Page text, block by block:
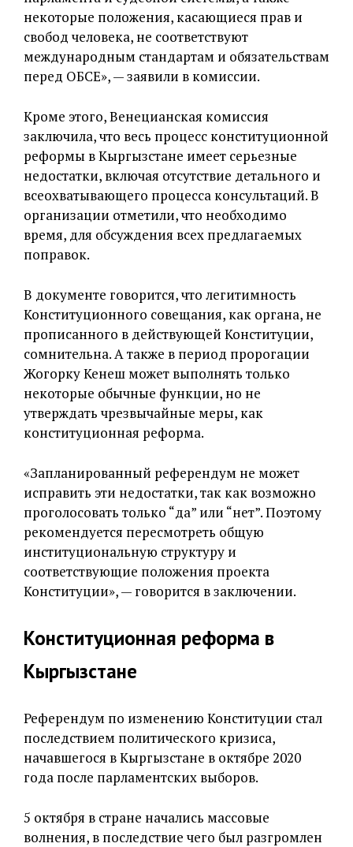
некоторые положения, касающиеся прав и
свобод человека, не соответствуют
международным стандартам и обязательствам
перед ОБСЕ», — заявили в комиссии.
Кроме этого, Венецианская комиссия
заключила, что весь процесс конституционной
реформы в Кыргызстане имеет серьезные
недостатки, включая отсутствие детального и
всеохватывающего процесса консультаций. В
организации отметили, что необходимо
время, для обсуждения всех предлагаемых
поправок.
В документе говорится, что легитимность
Конституционного совещания, как органа, не
прописанного в действующей Конституции,
сомнительна. А также в период пророгации
Жогорку Кенеш может выполнять только
некоторые обычные функции, но не
утверждать чрезвычайные меры, как
конституционная реформа.
«Запланированный референдум не может
исправить эти недостатки, так как возможно
проголосовать только “да” или “нет”. Поэтому
рекомендуется пересмотреть общую
институциональную структуру и
соответствующие положения проекта
Конституции», — говорится в заключении.
Конституционная реформа в
Кыргызстане
Референдум по изменению Конституции стал
последствием политического кризиса,
начавшегося в Кыргызстане в октябре 2020
года после парламентских выборов.
5 октября в стране начались массовые
волнения, в последствие чего был разгромлен